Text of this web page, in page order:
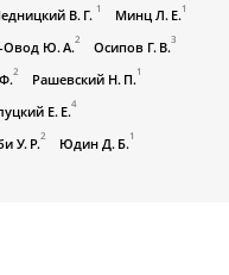
В. Г. 1 Минц Л. Е. 1
Овод Ю. А.2 Осипов Г. В.3
2 Рашевский Н. П. 1
Е. Е.4
У. Р.2 Юдин Д. Б. 1